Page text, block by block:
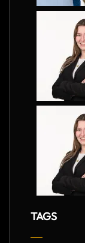
TAGS